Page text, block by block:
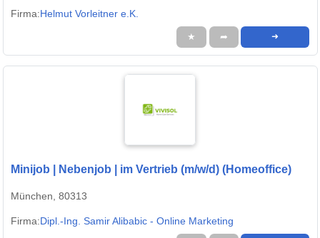
Firma:Helmut Vorleitner e.K.
★ ➦ ➜
Minijob | Nebenjob | im Vertrieb (m/w/d) (Homeoffice)
München, 80313
Firma:Dipl.-Ing. Samir Alibabic - Online Marketing